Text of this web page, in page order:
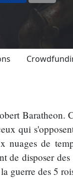
Baratheon.
qui
nuages de
de disposer
guerre des 5